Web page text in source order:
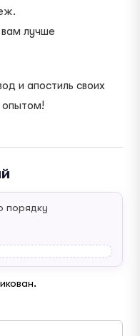
лучше
и апостиль своих
опытом!
порядку